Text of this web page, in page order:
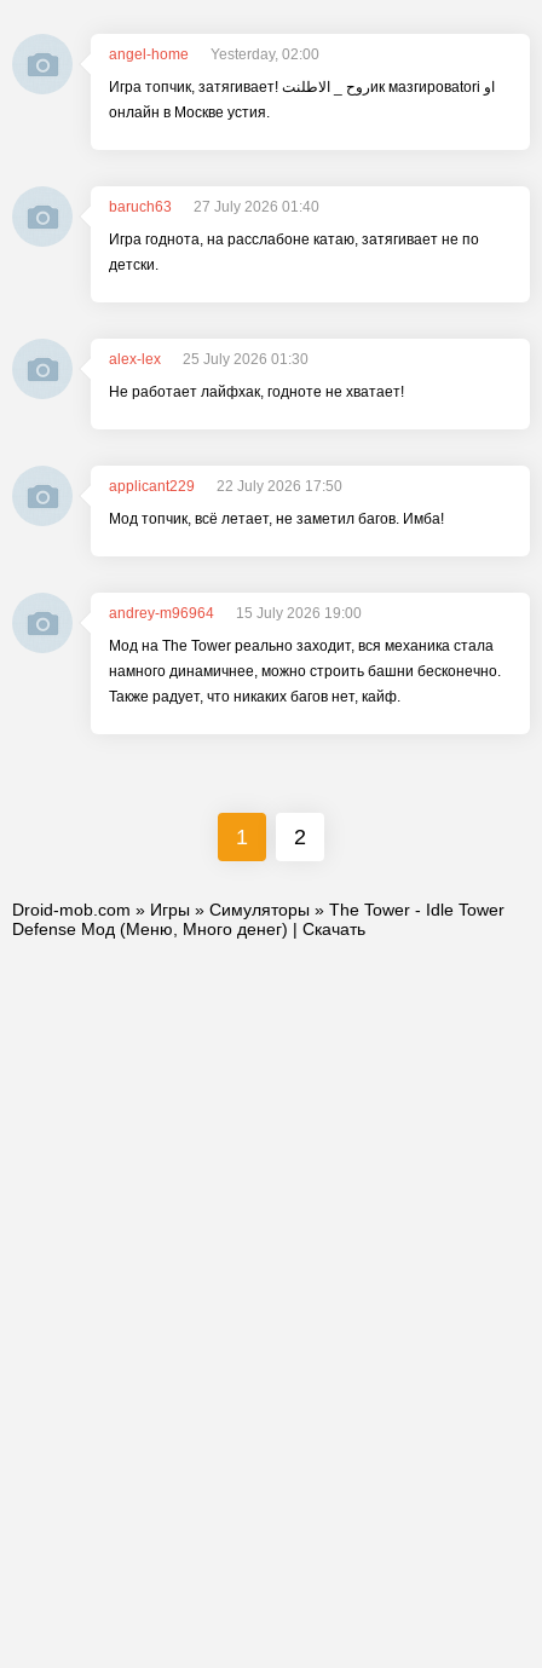
angel-home
Yesterday, 02:00
Игра топчик, затягивает! روح _ الاطلنتик мазгировatori او
онлайн в Москве устия.
baruch63
27 July 2026 01:40
Игра годнота, на расслабоне катаю, затягивает не по
детски.
alex-lex
25 July 2026 01:30
Не работает лайфхак, годноте не хватает!
applicant229
22 July 2026 17:50
Мод топчик, всё летает, не заметил багов. Имба!
andrey-m96964
15 July 2026 19:00
Мод на The Tower реально заходит, вся механика стала
намного динамичнее, можно строить башни бесконечно.
Также радует, что никаких багов нет, кайф.
1 2
Droid-mob.com » Игры » Симуляторы » The Tower - Idle Tower
Defense Мод (Меню, Много денег) | Скачать